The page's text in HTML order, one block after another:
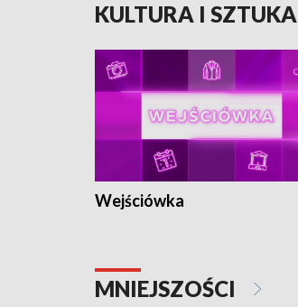
KULTURA I SZTUKA
Wejściówka
MNIEJSZOŚCI